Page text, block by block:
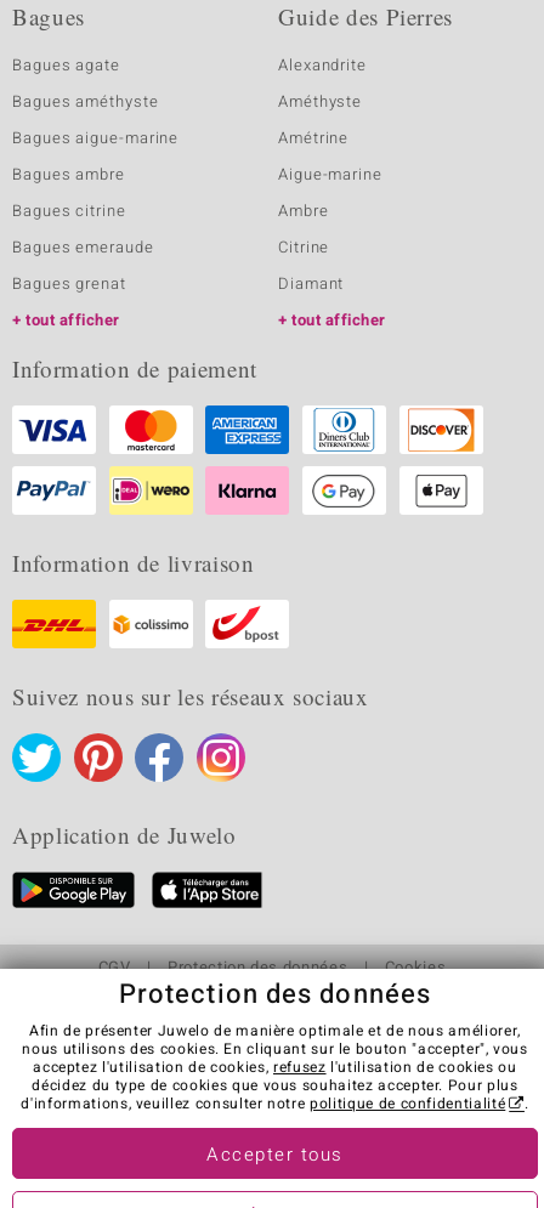
Bagues
Bagues agate
Bagues améthyste
Bagues aigue-marine
Bagues ambre
Bagues citrine
Bagues emeraude
Bagues grenat
tout afficher
Guide des Pierres
Alexandrite
Améthyste
Amétrine
Aigue-marine
Ambre
Citrine
Diamant
tout afficher
Information de paiement
Information de livraison
Suivez nous sur les réseaux sociaux
Application de Juwelo
CGV Protection des données
Cookies
Mentions légales
Contact
Révocation du contrat
Visit our stores in other countries:
Protection des données
Afin de présenter Juwelo de manière optimale et de nous améliorer,
nous utilisons des cookies. En cliquant sur le bouton "accepter", vous
acceptez l'utilisation de cookies, refusez l'utilisation de cookies ou
décidez du type de cookies que vous souhaitez accepter. Pour plus
d'informations, veuillez consulter notrepolitique de confidentialité .
Accepter tous